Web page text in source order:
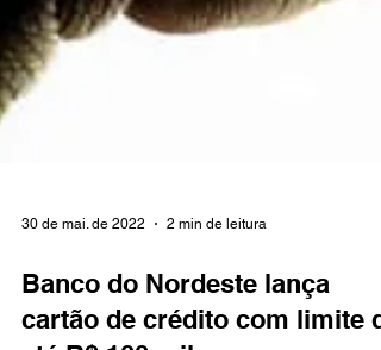
30 de mai. de 2022 2 min de leitura
Banco do Nordeste lança